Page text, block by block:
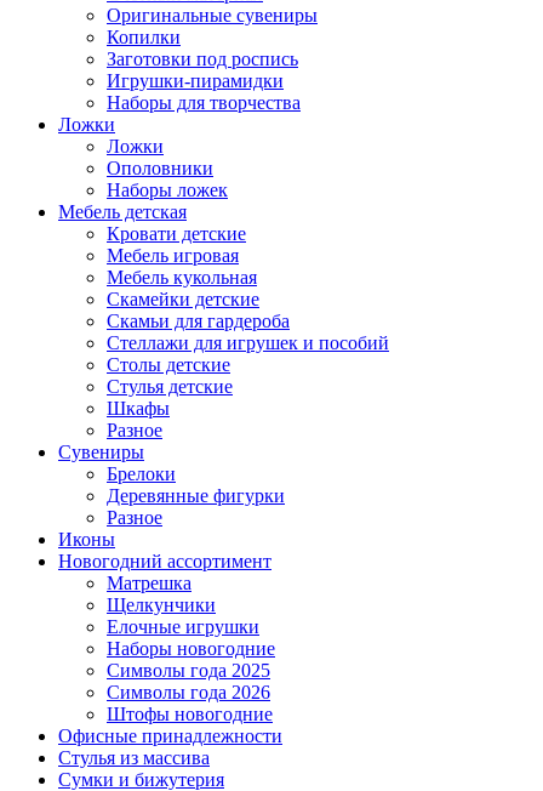
Оригинальные сувениры
Копилки
Заготовки под роспись
Игрушки-пирамидки
Наборы для творчества
Ложки
Ложки
Ополовники
Наборы ложек
Мебель детская
Кровати детские
Мебель игровая
Мебель кукольная
Скамейки детские
Скамьи для гардероба
Стеллажи для игрушек и пособий
Столы детские
Стулья детские
Шкафы
Разное
Сувениры
Брелоки
Деревянные фигурки
Разное
Иконы
Новогодний ассортимент
Матрешка
Щелкунчики
Елочные игрушки
Наборы новогодние
Символы года 2025
Символы года 2026
Штофы новогодние
Офисные принадлежности
Стулья из массива
Сумки и бижутерия